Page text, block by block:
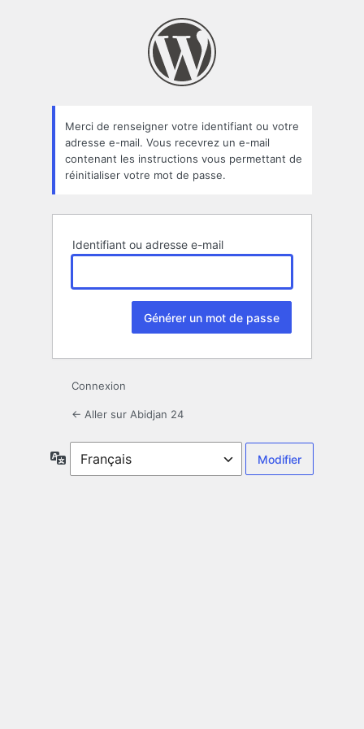
oublié
Merci de renseigner votre identifiant ou votre
adresse e-mail. Vous recevrez un e-mail
contenant les instructions vous permettant de
réinitialiser votre mot de passe.
Identifiant ou adresse e-mail
Connexion
← Aller sur Abidjan 24
Langue